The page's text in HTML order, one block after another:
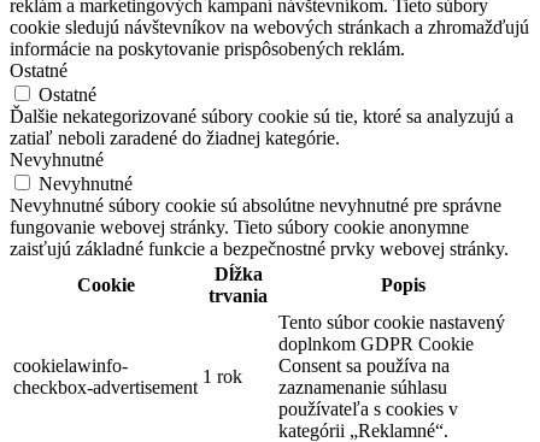
reklám a marketingových kampaní návštevníkom. Tieto súbory
cookie sledujú návštevníkov na webových stránkach a zhromažďujú
informácie na poskytovanie prispôsobených reklám.
Ostatné
Ostatné
Ďalšie nekategorizované súbory cookie sú tie, ktoré sa analyzujú a
zatiaľ neboli zaradené do žiadnej kategórie.
Nevyhnutné
Nevyhnutné
Nevyhnutné súbory cookie sú absolútne nevyhnutné pre správne
fungovanie webovej stránky. Tieto súbory cookie anonymne
zaisťujú základné funkcie a bezpečnostné prvky webovej stránky.
Cookie
Dĺžka
trvania
Popis
cookielawinfo-
checkbox-advertisement
1 rok
Tento súbor cookie nastavený
doplnkom GDPR Cookie
Consent sa používa na
zaznamenanie súhlasu
používateľa s cookies v
kategórii „Reklamné“.